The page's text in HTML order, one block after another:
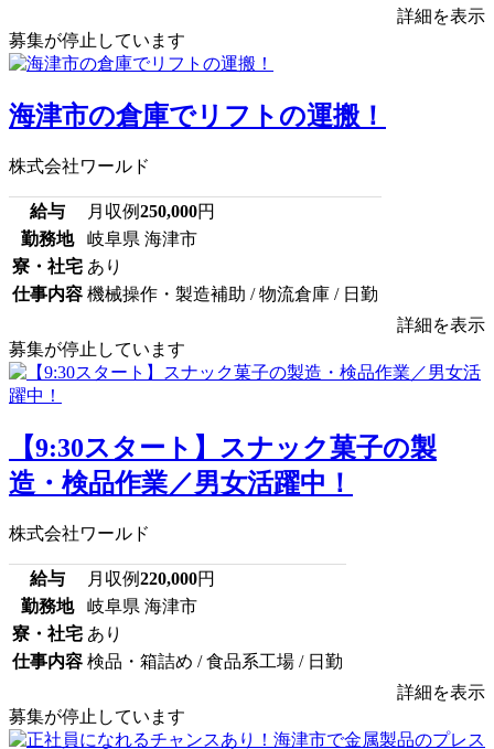
詳細を表示
募集が停止しています
海津市の倉庫でリフトの運搬！
株式会社ワールド
給与 月収例250,000円
勤務地
岐阜県 海津市
寮・社宅 あり
仕事内容 機械操作・製造補助 / 物流倉庫 / 日勤
詳細を表示
募集が停止しています
【9:30スタート】スナック菓子の製
造・検品作業／男女活躍中！
株式会社ワールド
給与 月収例220,000円
勤務地
岐阜県 海津市
寮・社宅 あり
仕事内容 検品・箱詰め / 食品系工場 / 日勤
詳細を表示
募集が停止しています